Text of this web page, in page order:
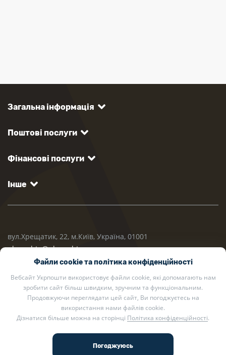
Загальна інформація
Поштові послуги
Фінансові послуги
Інше
вул.Хрещатик, 22, м.Київ, Україна, 01001
ukrposhta@ukrposhta.ua
2002 — 2026 Укрпошта. Всі права захищено.
Файли cookie та політика конфіденційності
Вебсайт Укрпошти використовує файли cookie, які допомагають нам
зробити сайт більш швидким, зручним та функціональним.
Продовжуючи переглядати цей сайт, Ви погоджуєтесь на
використання нами файлів cookie.
Дізнатися більше можна на сторінці Політика конфіденційності.